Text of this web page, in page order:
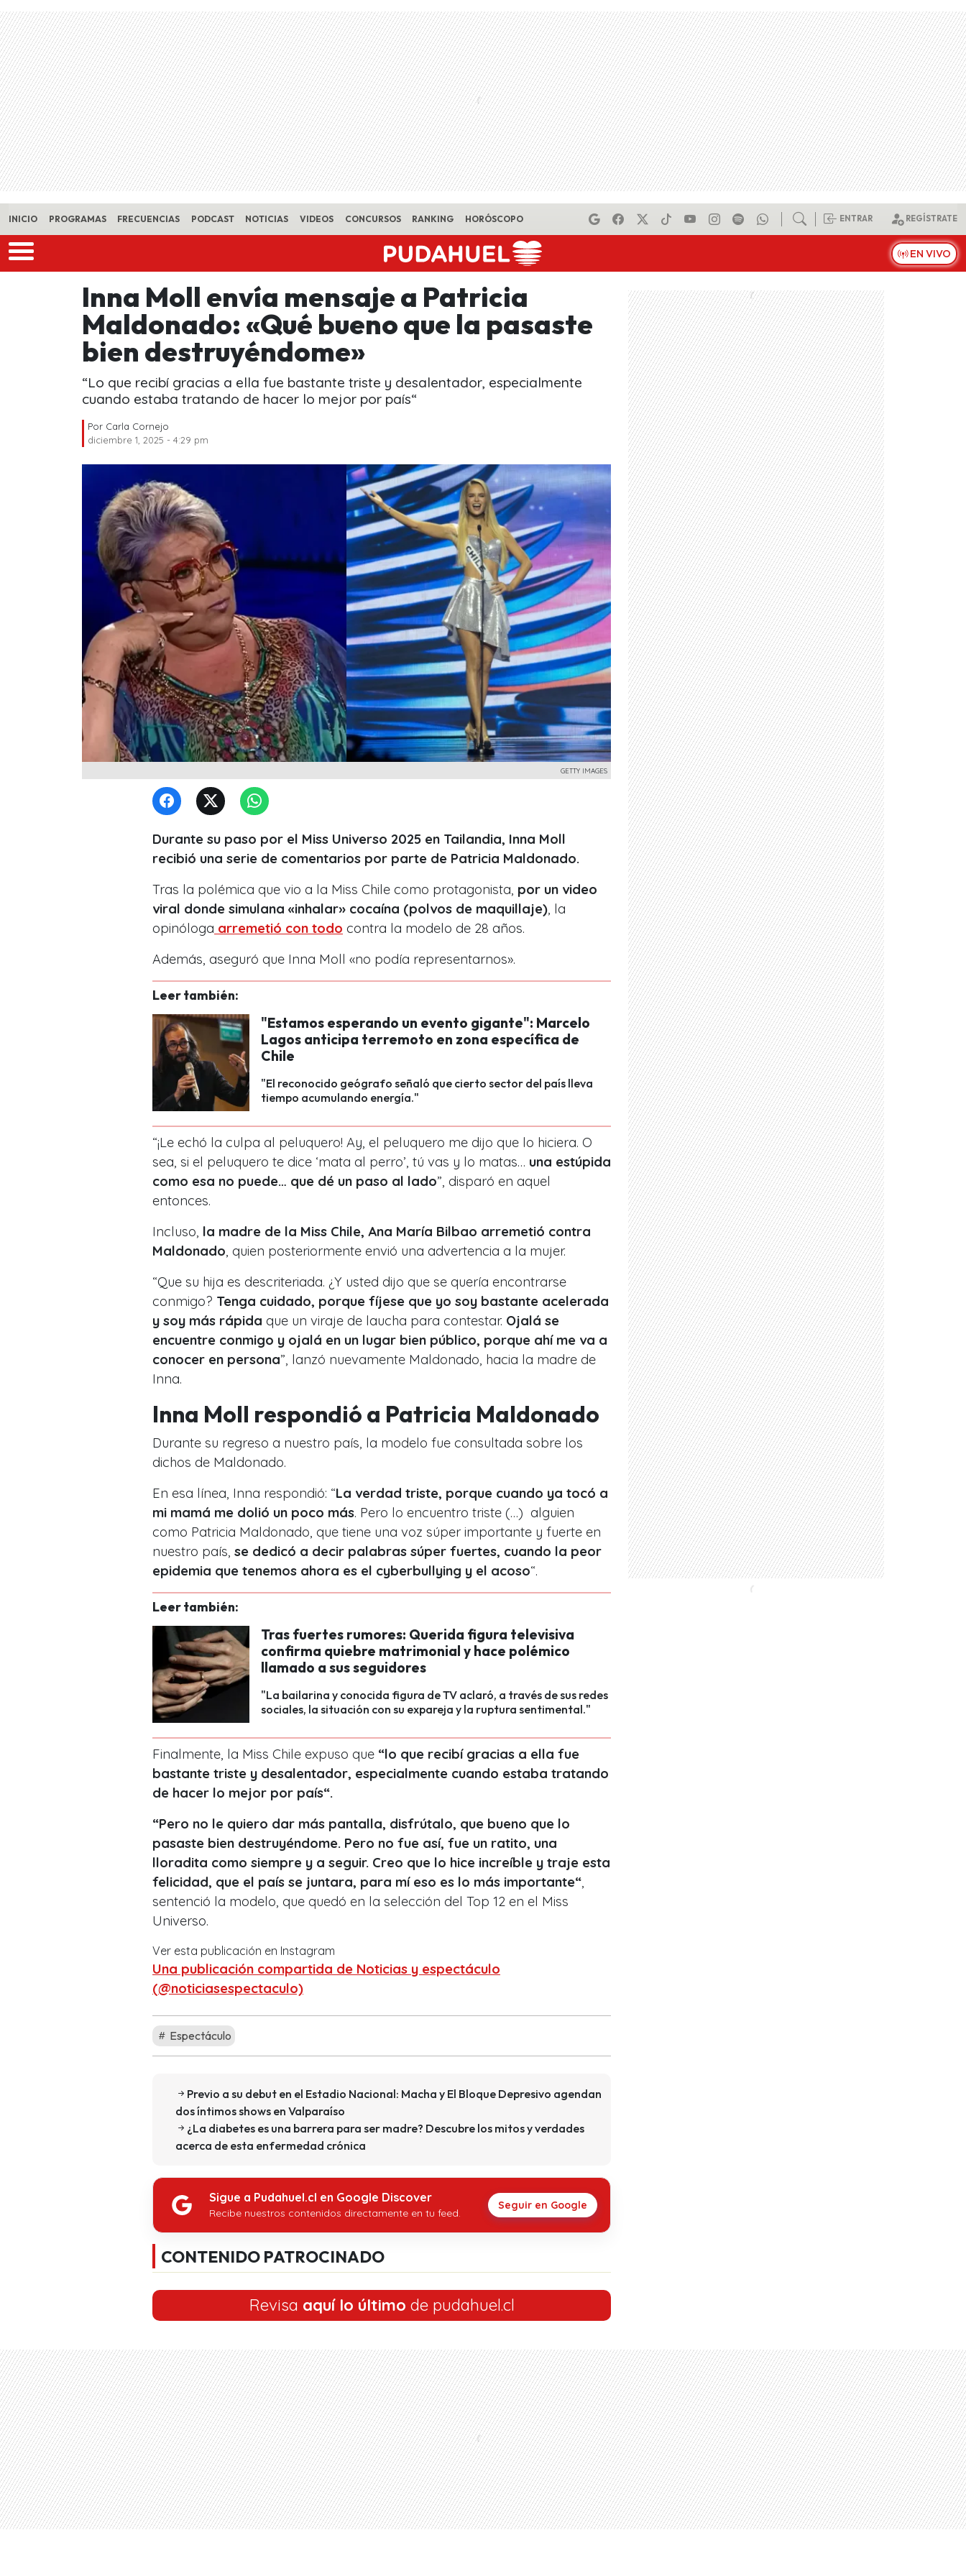
Skip to main content
INICIO PROGRAMAS FRECUENCIAS PODCAST NOTICIAS VIDEOS CONCURSOS RANKING HORÓSCOPO ENTRAR REGÍSTRATE
EN VIVO
Inna Moll envía mensaje a Patricia
Maldonado: «Qué bueno que la pasaste
bien destruyéndome»
“Lo que recibí gracias a ella fue bastante triste y desalentador, especialmente
cuando estaba tratando de hacer lo mejor por país“
Por Carla Cornejo
diciembre 1, 2025 - 4:29 pm
GETTY IMAGES
Durante su paso por el Miss Universo 2025 en Tailandia, Inna Moll
recibió una serie de comentarios por parte de Patricia Maldonado.
Tras la polémica que vio a la Miss Chile como protagonista, por un video
viral donde simulana «inhalar» cocaína (polvos de maquillaje) , la
opinóloga arremetió con todo contra la modelo de 28 años.
Además, aseguró que Inna Moll «no podía representarnos».
Leer también:
"Estamos esperando un evento gigante": Marcelo
Lagos anticipa terremoto en zona específica de
Chile
"El reconocido geógrafo señaló que cierto sector del país lleva
tiempo acumulando energía."
“¡Le echó la culpa al peluquero! Ay, el peluquero me dijo que lo hiciera. O
sea, si el peluquero te dice ‘mata al perro’, tú vas y lo matas… una estúpida
como esa no puede… que dé un paso al lado”, disparó en aquel
entonces.
Incluso, la madre de la Miss Chile, Ana María Bilbao arremetió contra
Maldonado , quien posteriormente envió una advertencia a la mujer.
“Que su hija es descriteriada. ¿Y usted dijo que se quería encontrarse
conmigo? Tenga cuidado, porque fíjese que yo soy bastante acelerada
y soy más rápida que un viraje de laucha para contestar. Ojalá se
encuentre conmigo y ojalá en un lugar bien público, porque ahí me va a
conocer en persona”, lanzó nuevamente Maldonado, hacia la madre de
Inna.
Inna Moll respondió a Patricia Maldonado
Durante su regreso a nuestro país, la modelo fue consultada sobre los
dichos de Maldonado.
En esa línea, Inna respondió: “La verdad triste, porque cuando ya tocó a
mi mamá me dolió un poco más. Pero lo encuentro triste (…) alguien
como Patricia Maldonado, que tiene una voz súper importante y fuerte en
nuestro país, se dedicó a decir palabras súper fuertes, cuando la peor
epidemia que tenemos ahora es el cyberbullying y el acoso“.
Leer también:
Tras fuertes rumores: Querida figura televisiva
confirma quiebre matrimonial y hace polémico
llamado a sus seguidores
"La bailarina y conocida figura de TV aclaró, a través de sus redes
sociales, la situación con su expareja y la ruptura sentimental."
Finalmente, la Miss Chile expuso que “lo que recibí gracias a ella fue
bastante triste y desalentador, especialmente cuando estaba tratando
de hacer lo mejor por país“.
“Pero no le quiero dar más pantalla, disfrútalo, que bueno que lo
pasaste bien destruyéndome. Pero no fue así, fue un ratito, una
lloradita como siempre y a seguir. Creo que lo hice increíble y traje esta
felicidad, que el país se juntara, para mí eso es lo más importante“
sentenció la modelo, que quedó en la selección del Top 12 en el Miss
Universo.
Ver esta publicación en Instagram
Una publicación compartida de Noticias y espectáculo
(@noticiasespectaculo)
Espectáculo
Previo a su debut en el Estadio Nacional: Macha y El Bloque Depresivo agendan
dos íntimos shows en Valparaíso
¿La diabetes es una barrera para ser madre? Descubre los mitos y verdades
acerca de esta enfermedad crónica
Sigue a Pudahuel.cl en Google Discover
Recibe nuestros contenidos directamente en tu feed.
Seguir en Google
CONTENIDO PATROCINADO
Revisa aquí lo último de pudahuel.cl